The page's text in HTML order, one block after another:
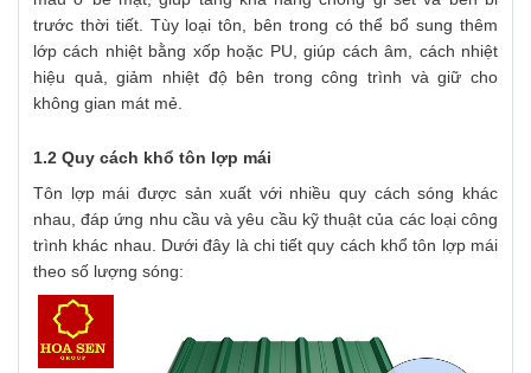
trước thời tiết. Tùy loại tôn, bên trong có thể bổ sung thêm
lớp cách nhiệt bằng xốp hoặc PU, giúp cách âm, cách nhiệt
hiệu quả, giảm nhiệt độ bên trong công trình và giữ cho
không gian mát mẻ.
1.2 Quy cách khổ tôn lợp mái
Tôn lợp mái được sản xuất với nhiều quy cách sóng khác
nhau, đáp ứng nhu cầu và yêu cầu kỹ thuật của các loại công
trình khác nhau. Dưới đây là chi tiết quy cách khổ tôn lợp mái
theo số lượng sóng: